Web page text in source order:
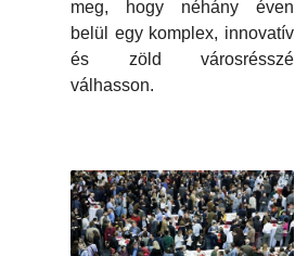
meg, hogy néhány éven
belül egy komplex, innovatív
és zöld városrésszé
válhasson.